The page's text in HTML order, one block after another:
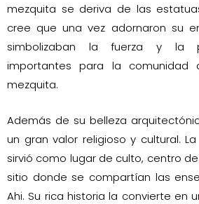
mezquita se deriva de las
cree que una vez adornaron su
simbolizaban la fuerza y la
importantes para la comunidad
mezquita.
Además de su belleza
un gran valor religioso y cultural.
sirvió como lugar de culto, centro
sitio donde se compartían las
Ahi. Su rica historia la convierte en